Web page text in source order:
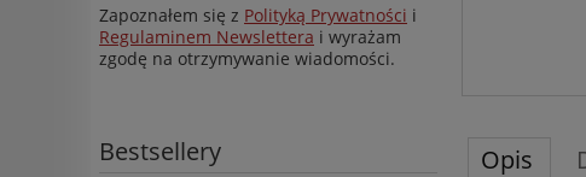
Zapoznałem się z Polityką Prywatności i
Regulaminem Newslettera i wyrażam
zgodę na otrzymywanie wiadomości.
Bestsellery Opis